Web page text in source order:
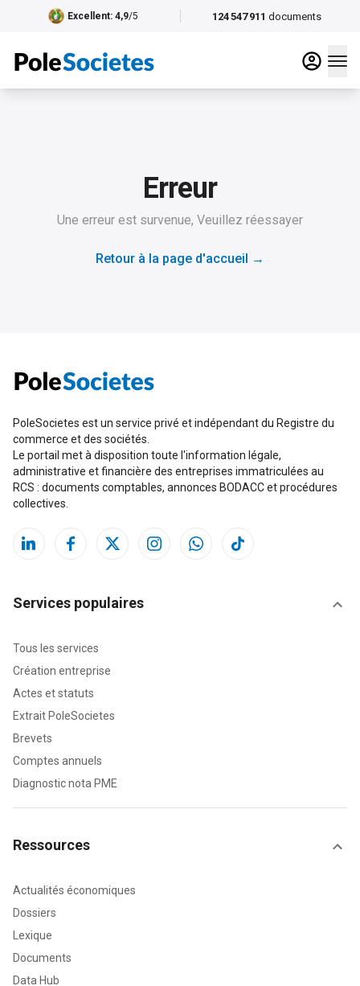
124 547 911 documents
Excellent: 4,9/5
Erreur
Une erreur est survenue, Veuillez réessayer
Retour à la page d'accueil →
PoleSocietes est un service privé et indépendant du Registre du
commerce et des sociétés.
Le portail met à disposition toute l'information légale,
administrative et financière des entreprises immatriculées au
RCS : documents comptables, annonces BODACC et procédures
collectives.
Services populaires
Tous les services
Création entreprise
Actes et statuts
Extrait PoleSocietes
Brevets
Comptes annuels
Diagnostic nota PME
Ressources
Actualités économiques
Dossiers
Lexique
Documents
Data Hub